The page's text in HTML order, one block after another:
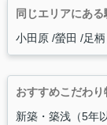
同じエリアにあ
小田原 螢田 足柄
おすすめこだわり
新築・築浅（5年